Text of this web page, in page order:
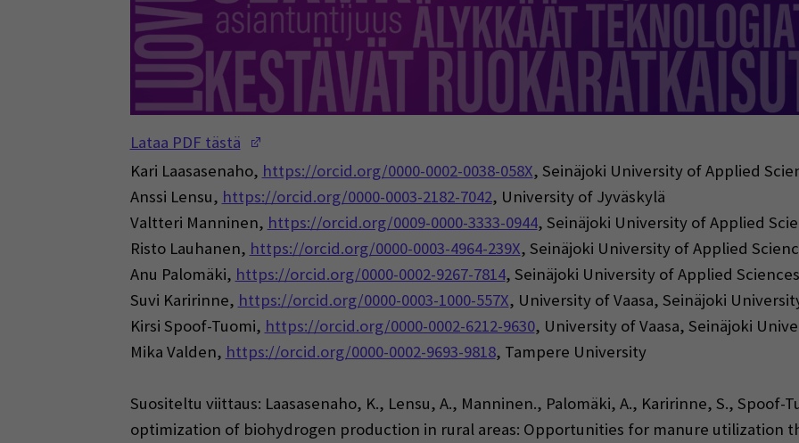
Lataa PDF tästä
Kari Laasasenaho, https://orcid.org/0000-0002-0038-058X, Seinäjoki University of Applied
Anssi Lensu, https://orcid.org/0000-0003-2182-7042, University of Jyväskylä
Valtteri Manninen, https://orcid.org/0009-0000-3333-0944, Seinäjoki University of Applied
Risto Lauhanen, https://orcid.org/0000-0003-4964-239X, Seinäjoki University of Applied
Anu Palomäki, https://orcid.org/0000-0002-9267-7814, Seinäjoki University of Applied Sciences
Suvi Karirinne, https://orcid.org/0000-0003-1000-557X, University of Vaasa, Seinäjoki
Kirsi Spoof-Tuomi, https://orcid.org/0000-0002-6212-9630, University of Vaasa, Seinäjoki
Mika Valden, https://orcid.org/0000-0002-9693-9818, Tampere University
Suositeltu viittaus: Laasasenaho, K., Lensu, A., Manninen., Palomäki, A., Karirinne, S., Spoof-
optimization of biohydrogen production in rural areas: Opportunities for manure utilization